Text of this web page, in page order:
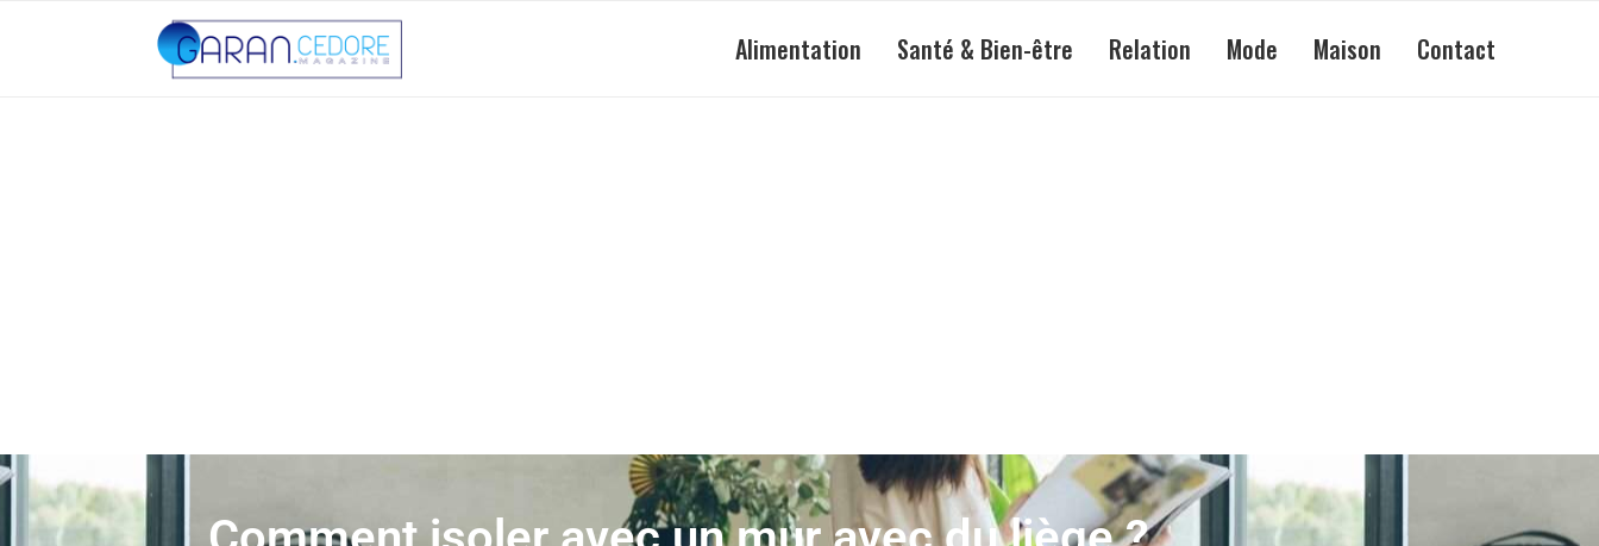
Alimentation Santé & Bien-être Relation Mode Maison Contact